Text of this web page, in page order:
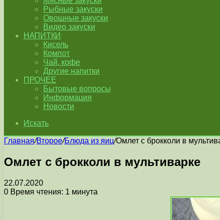
Рыбные закуски
Овощные закуски
Видео закуски
НАПИТКИ
Кисель
Компот
Чай, кофе
Другие напитки
ПРОЧЕЕ
Бытовые вопросы
Информация
Новости
Искать
Главная/Второе/Блюда из яиц/Омлет с брокколи в
Омлет с брокколи в мультиварке
22.07.2020
0 Время чтения: 1 минута